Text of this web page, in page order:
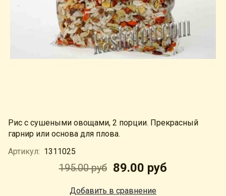
Рис с сушеными овощами, 2 порции. Прекрасный
гарнир или основа для плова.
Артикул: 1311025
195.00 руб 89.00 руб
Добавить в сравнение